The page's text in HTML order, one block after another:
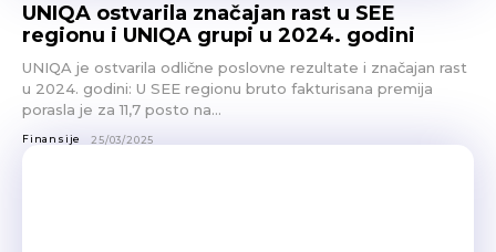
UNIQA ostvarila značajan rast u SEE
regionu i UNIQA grupi u 2024. godini
UNIQA je ostvarila odlične poslovne rezultate i značajan rast
u 2024. godini: U SEE regionu bruto fakturisana premija
porasla je za 11,7 posto na...
Finansije 25/03/2025